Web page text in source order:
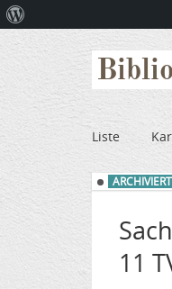
Biblio
Liste
ARCHIVIERT
11
WordPress